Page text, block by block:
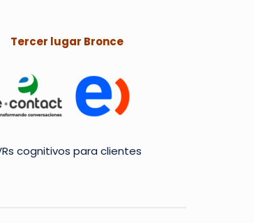
Tercer lugar Bronce
cognitivos para clientes